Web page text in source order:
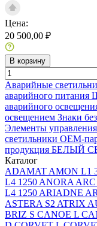
Цена:
20 500,00 ₽
В корзину
Аварийные
аварийного питания
аварийного
освещением Знаки
Элементы управления
светильники ОЕМ-
продукция БЕЛЫЙ
Каталог
ADAMAT AMON L1
L4 1250 ANORA
L4 1250 ARIADNE
ASTERA S2 ATRIX
BRIZ S CANOE L